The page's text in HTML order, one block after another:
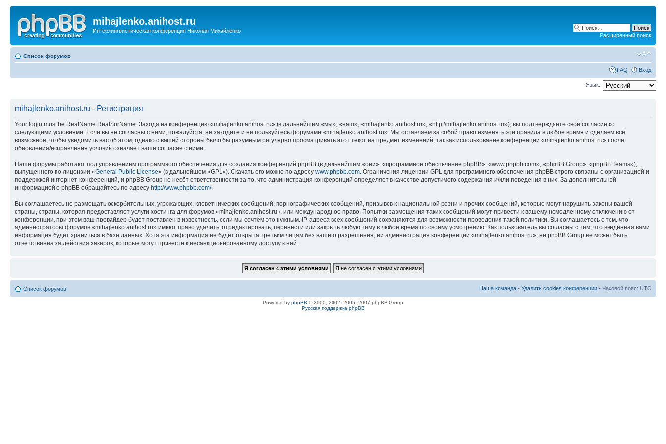
mihajlenko.anihost.ru
Интерлингвистическая конференция Николая Михайленко
Расширенный поиск
Список форумов
FAQ Вход
Язык:
mihajlenko.anihost.ru - Регистрация
Your login must be RealName.RealSurName. Заходя на конференцию «mihajlenko.anihost.ru» (в дальнейшем «мы», «наш», «mihajlenko.anihost.ru», «http://mihajlenko.anihost.ru»), вы подтверждаете своё согласие со
следующими условиями. Если вы не согласны с ними, пожалуйста, не заходите и не пользуйтесь форумами «mihajlenko.anihost.ru». Мы оставляем за собой право изменять эти правила в любое время и сделаем всё
возможное, чтобы уведомить вас об этом, однако с вашей стороны было бы разумным регулярно просматривать этот текст на предмет изменений, так как использование конференции «mihajlenko.anihost.ru» после
обновления/исправления условий означает ваше согласие с ними.
Наши форумы работают под управлением программного обеспечения для создания конференций phpBB (в дальнейшем «они», «программное обеспечение phpBB», «www.phpbb.com», «phpBB Group», «phpBB Teams»),
выпущенного по лицензии «General Public License» (в дальнейшем «GPL»). Скачать его можно по адресу www.phpbb.com. Ограничения лицензии GPL для программного обеспечения phpBB строго связаны с организацией и
поддержкой интернет-конференций, и phpBB Group не несёт ответственности за то, что администрация конференций определяет в качестве допустимого содержания и/или поведения в них. За дополнительной
информацией о phpBB обращайтесь по адресу http://www.phpbb.com/.
Вы соглашаетесь не размещать оскорбительных, угрожающих, клеветнических сообщений, порнографических сообщений, призывов к национальной розни и прочих сообщений, которые могут нарушить законы вашей
страны, страны, которая предоставляет услуги хостинга для форумов «mihajlenko.anihost.ru», или международное право. Попытки размещения таких сообщений могут привести к вашему немедленному отключению от
конференции, при этом ваш провайдер будет поставлен в известность, если мы сочтём это нужным. IP-адреса всех сообщений сохраняются для возможности проведения такой политики. Вы соглашаетесь с тем, что
администраторы форумов «mihajlenko.anihost.ru» имеют право удалить, отредактировать, перенести или закрыть любую тему в любое время по своему усмотрению. Как пользователь вы согласны с тем, что введённая вами
информация будет храниться в базе данных. Хотя эта информация не будет открыта третьим лицам без вашего разрешения, ни администрация конференции «mihajlenko.anihost.ru», ни phpBB Group не может быть
ответственна за действия хакеров, которые могут привести к несанкционированному доступу к ней.
Список форумов Наша команда • Удалить cookies конференции • Часовой пояс: UTC
Powered by phpBB © 2000, 2002, 2005, 2007 phpBB Group
Русская поддержка phpBB